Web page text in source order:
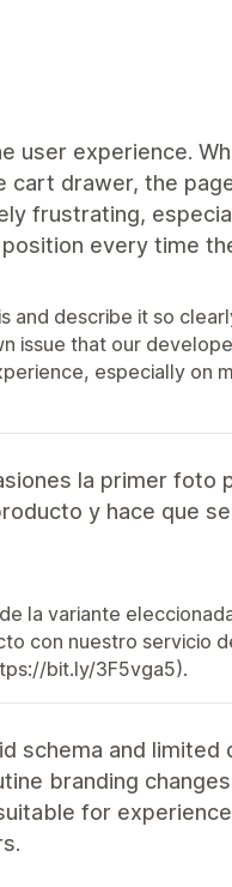
user experience.
drawer, the
frustrating,
every time
describe it so
issue that our
especially on
la primer foto
y hace que
la variante
con nuestro servicio
bit.ly/3F5vga5).
schema and limited
branding
for